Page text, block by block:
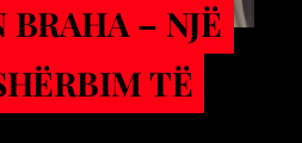
BRAHA – NJЁ
TЁ